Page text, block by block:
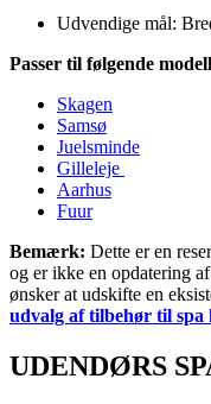
Udvendige mål:
Passer til følgende
Skagen
Samsø
Juelsminde
Gilleleje
Aarhus
Fuur
Bemærk: Dette er en
og er ikke en opdatering
ønsker at udskifte en
udvalg af tilbehør til spa
UDENDØRS